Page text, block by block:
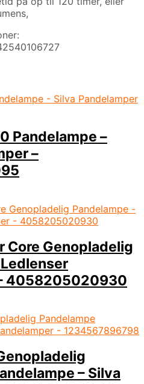
Pandelampe –
–
Core Genopladelig
4058205020930
– Silva